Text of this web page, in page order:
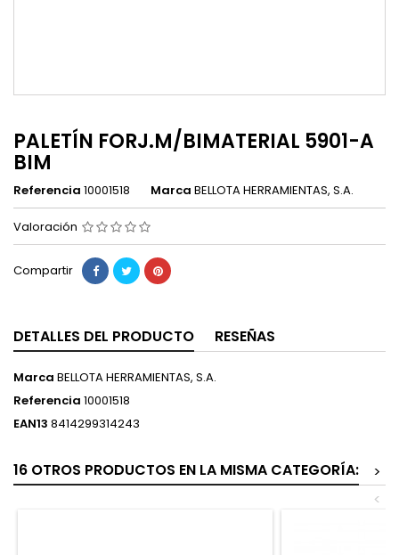
PALETÍN FORJ.M/BIMATERIAL 5901-A
BIM
Referencia 10001518 Marca BELLOTA HERRAMIENTAS, S.A.
Valoración
Compartir
DETALLES DEL PRODUCTO RESEÑAS
Marca BELLOTA HERRAMIENTAS, S.A.
Referencia 10001518
EAN13 8414299314243
16 OTROS PRODUCTOS EN LA MISMA CATEGORÍA:
>
<